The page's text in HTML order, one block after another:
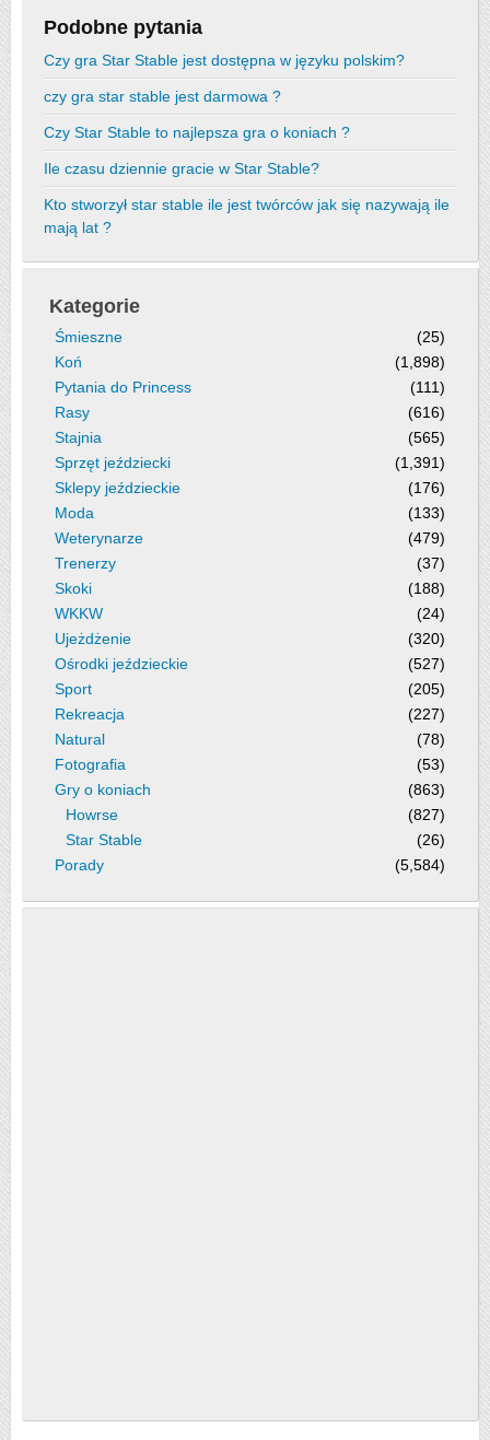
Podobne pytania
Czy gra Star Stable jest dostępna w języku polskim?
czy gra star stable jest darmowa ?
Czy Star Stable to najlepsza gra o koniach ?
Ile czasu dziennie gracie w Star Stable?
Kto stworzył star stable ile jest twórców jak się nazywają ile
mają lat ?
Kategorie
Śmieszne
(25)
Koń
(1,898)
Pytania do Princess
(111)
Rasy
(616)
Stajnia
(565)
Sprzęt jeździecki
(1,391)
Sklepy jeździeckie
(176)
Moda
(133)
Weterynarze
(479)
Trenerzy
(37)
Skoki
(188)
WKKW
(24)
Ujeżdżenie
(320)
Ośrodki jeździeckie
(527)
Sport
(205)
Rekreacja
(227)
Natural
(78)
Fotografia
(53)
Gry o koniach
(863)
Howrse
(827)
Star Stable
(26)
Porady
(5,584)